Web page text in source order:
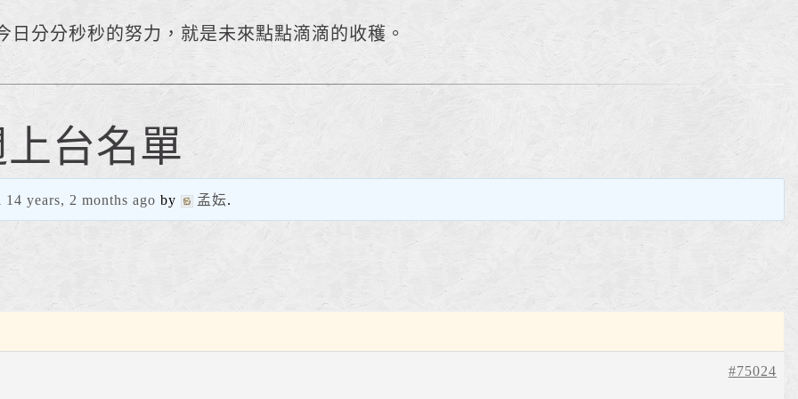
日分分秒秒的努力，就是未來點點滴滴的收穫。
台名單
14 years, 2 months ago by 孟妘.
#75024